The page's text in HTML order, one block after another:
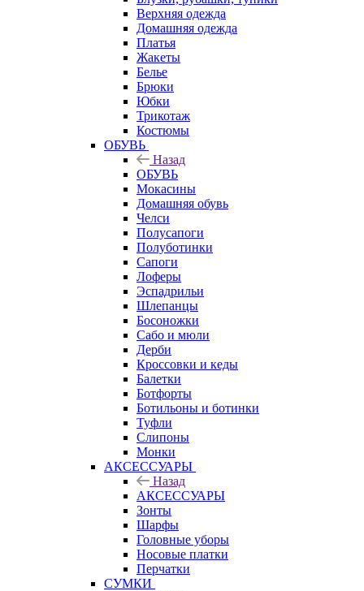
Верхняя одежда
Домашняя одежда
Платья
Жакеты
Белье
Брюки
Юбки
Трикотаж
Костюмы
ОБУВЬ
Назад
ОБУВЬ
Мокасины
Домашняя обувь
Челси
Полусапоги
Полуботинки
Сапоги
Лоферы
Эспадрильи
Шлепанцы
Босоножки
Сабо и мюли
Дерби
Кроссовки и кеды
Балетки
Ботфорты
Ботильоны и ботинки
Туфли
Слипоны
Монки
АКСЕССУАРЫ
Назад
АКСЕССУАРЫ
Зонты
Шарфы
Головные уборы
Носовые платки
Перчатки
СУМКИ